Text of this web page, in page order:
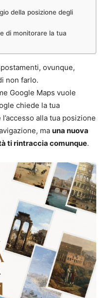
della posizione degli
di monitorare la tua
ovunque,
non farlo.
Google Maps vuole
chiede la tua
alla tua posizione
ma una nuova
ti rintraccia comunque.